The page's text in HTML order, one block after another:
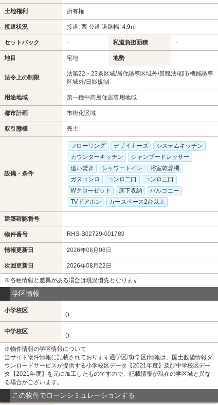
土地権利 所有権
接道状況 接道: 西 公道 道路幅: 4.9ｍ
セットバック - 私道負担面積 -
地目 宅地 地勢
法令上の制限
法第22・23条区域/居住誘導区域外/景観法/都市機能誘導
区域外/日影規制
用途地域 第一種中高層住居専用地域
都市計画 市街化区域
取引態様 売主
設備・条件
フローリング デザイナーズ
システムキッチン
カウンターキッチン
シャンプードレッサー
追い焚き
シャワートイレ
浴室乾燥機
ガスコンロ
コンロ二口
コンロ三口
Wクローゼット
床下収納
バルコニー
TVドアホン
カースペース2台以上
建築確認番号
物件番号 RHS-B02729-001789
情報更新日 2026年08月08日
次回更新日 2026年08月22日
※各種情報と差異がある場合は現況優先となります
学区情報
小学校区
()
中学校区
()
※物件情報の学区情報について
当サイト物件情報に記載されております通学区域(学区)情報は、国土数値情報ダ
ウンロードサービスが提供する小学校区データ【2021年度】及び中学校区デー
タ【2021年度】を元に加工したものですので、記載情報が現在の学区域と異な
る場合がございます。
この物件でローンシミュレーションする